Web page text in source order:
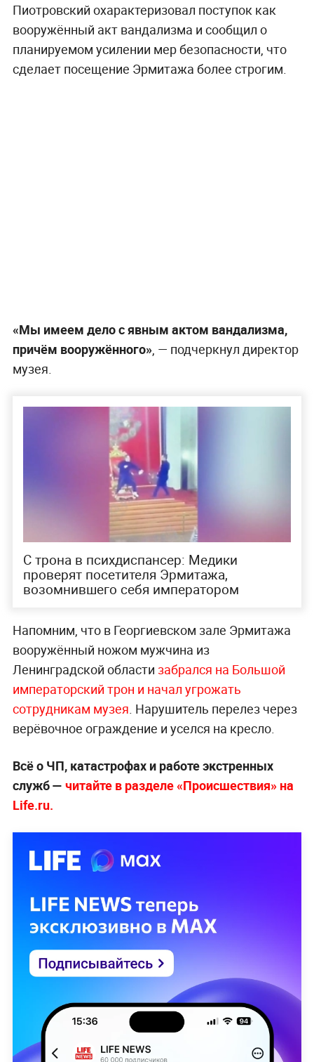
Пиотровский охарактеризовал поступок как
вооружённый акт вандализма и сообщил о
планируемом усилении мер безопасности, что
сделает посещение Эрмитажа более строгим.
«Мы имеем дело с явным актом вандализма,
причём вооружённого», — подчеркнул директор
музея.
С трона в психдиспансер: Медики
проверят посетителя Эрмитажа,
возомнившего себя императором
Напомним, что в Георгиевском зале Эрмитажа
вооружённый ножом мужчина из
Ленинградской области забрался на Большой
императорский трон и начал угрожать
сотрудникам музея. Нарушитель перелез через
верёвочное ограждение и уселся на кресло.
Всё о ЧП, катастрофах и работе экстренных
служб — читайте в разделе «Происшествия» на
Life.ru.